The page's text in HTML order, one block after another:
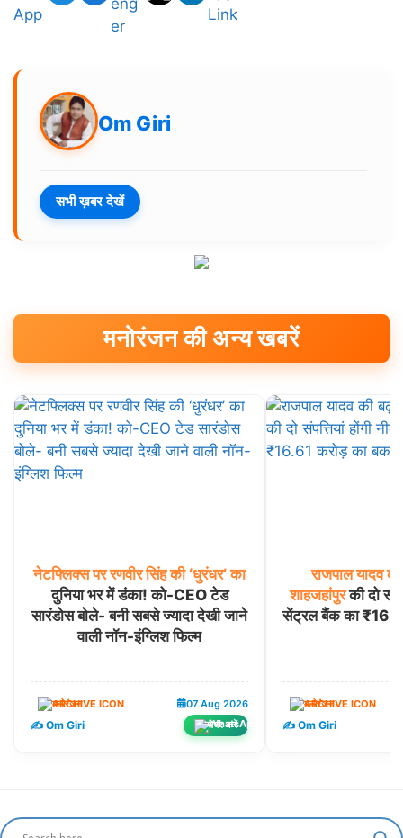
Om Giri
सभी ख़बर देखें
मनोरंजन की अन्य खबरें
नेटफ्लिक्स पर रणवीर सिंह की ‘धुरंधर’ का
दुनिया भर में डंका! को-CEO टेड
सारंडोस बोले- बनी सबसे ज्यादा देखी जाने
वाली नॉन-इंग्लिश फिल्म
मनोरंजन 07 Aug 2026
✍️ Om Giri शेयर करें
राजपाल यादव की
शाहजहांपुरकी दो
सेंट्रल बैंक का
मनोरंजन
✍️ Om Giri